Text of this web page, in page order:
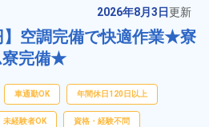
2026年8月3日更新
】空調完備で快適作業★寮
寮完備★
車通勤OK 年間休日120日以上
未経験者OK 資格・経験不問